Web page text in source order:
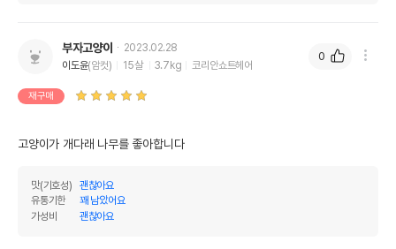
부자고양이
2023.02.28
이도윤(암컷) 15살 3.7kg 코리안쇼트헤어
재구매
고양이가 개다래 나무를 좋아합니다
맛(기호성)
괜찮아요
유통기한
꽤 남았어요
가성비
괜찮아요
0